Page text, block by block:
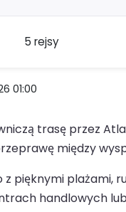
5 rejsy
01:00
trasę przez
między
pięknymi plażami,
handlowych